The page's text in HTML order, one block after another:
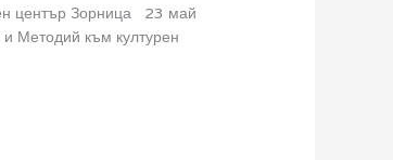
център Зорница 23 май
Методий към културен